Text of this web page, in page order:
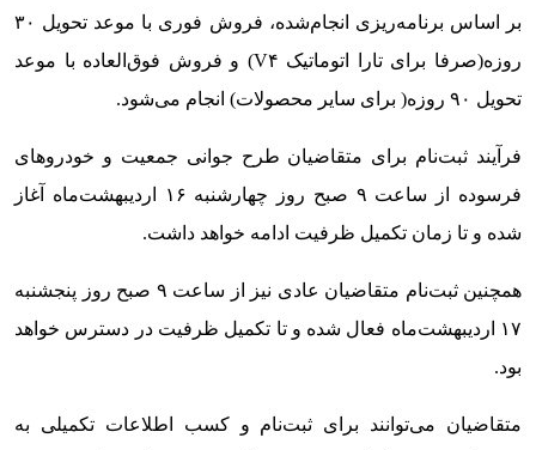
بر اساس برنامه‌ریزی انجام‌شده، فروش فوری با موعد تحویل ۳۰
روزه(صرفا برای تارا اتوماتیک V۴) و فروش فوق‌العاده با موعد
تحویل ۹۰ روزه( برای سایر محصولات) انجام می‌شود.
فرآیند ثبت‌نام برای متقاضیان طرح جوانی جمعیت و خودروهای
فرسوده از ساعت ۹ صبح روز چهارشنبه ۱۶ اردیبهشت‌ماه آغاز
شده و تا زمان تکمیل ظرفیت ادامه خواهد داشت.
همچنین ثبت‌نام متقاضیان عادی نیز از ساعت ۹ صبح روز پنجشنبه
۱۷ اردیبهشت‌ماه فعال شده و تا تکمیل ظرفیت در دسترس خواهد
بود.
متقاضیان می‌توانند برای ثبت‌نام و کسب اطلاعات تکمیلی به